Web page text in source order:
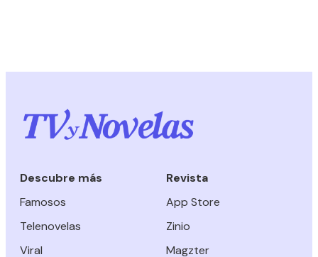
Descubre más
Famosos
Telenovelas
Viral
Revista
App Store
Zinio
Magzter